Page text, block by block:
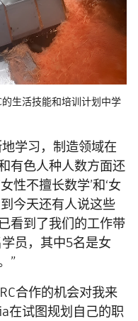
生活技能和培训计划中学
学习，制造领域在
有色人种人数方面还
性不擅长数学’和‘女
今天还有人说这些
看到了我们的工作带
员，其中5名是女
”
合作的机会对我来
在试图规划自己的职